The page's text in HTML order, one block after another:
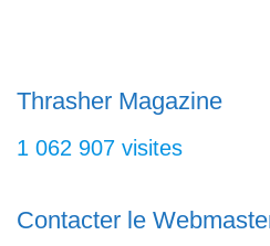
banger d’après
On a
Thrasher Magazine
1 062 907 visites
Contacter le